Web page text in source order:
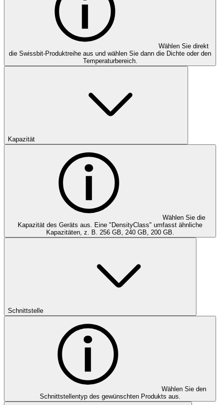
Wählen Sie direkt
die Swissbit-Produktreihe aus und wählen Sie dann die Dichte oder den
Temperaturbereich.
Kapazität
Wählen Sie die
Kapazität des Geräts aus. Eine "DensityClass" umfasst ähnliche
Kapazitäten, z. B. 256 GB, 240 GB, 200 GB.
Schnittstelle
Wählen Sie den
Schnittstellentyp des gewünschten Produkts aus.